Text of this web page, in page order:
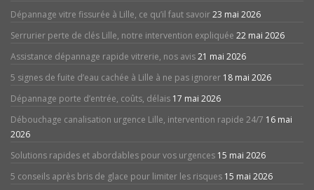
Dépannage vitre fissurée à Lille, ce qu’il faut savoir23 mai 2026
Serrurier perte de clés Lille, notre intervention expliquée 22 mai 2026
Assistance dépannage rapide vitrerie, nos avis21 mai 2026
5 signes de fuite d’eau cachée à Lille à ne pas ignorer 18 mai 2026
Dépannage porte d’entrée, coûts, délais 17 mai 2026
Débouchage canalisation urgence Lille, intervention rapide 24/7 16 mai
2026
Solutions rapides et abordables pour vos urgences 15 mai 2026
5 conseils après bris de glace pour limiter les risques 15 mai 2026